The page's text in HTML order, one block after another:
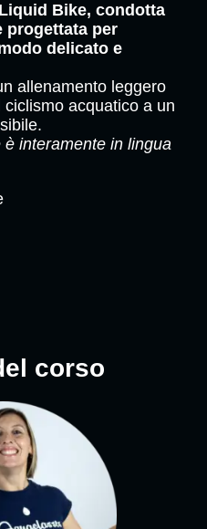
Bike, condotta
progettata per
delicato e
allenamento leggero
ciclismo acquatico a un
interamente in lingua
corso